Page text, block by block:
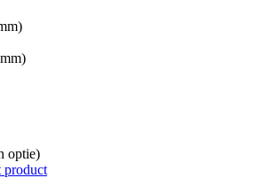
optie)
product